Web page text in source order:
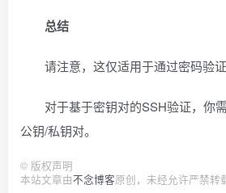
总结
请注意，这仅适用于通过密码验证
对于基于密钥对的SSH验证，你
公钥/私钥对。
© 版权声明
本站文章由不念博客原创，未经允许严禁转